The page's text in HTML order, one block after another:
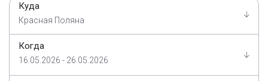
Куда
Красная Поляна
Когда
16.05.2026 - 26.05.2026